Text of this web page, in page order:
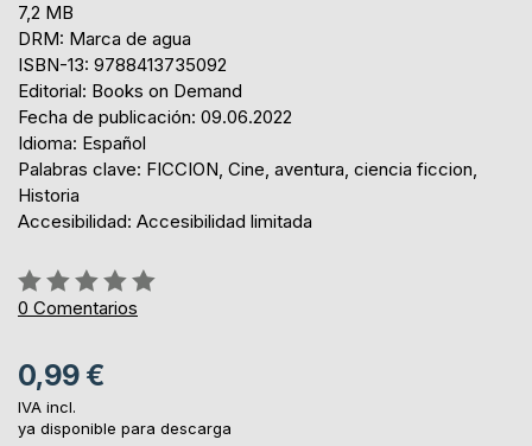
7,2 MB
DRM: Marca de agua
ISBN-13: 9788413735092
Editorial: Books on Demand
Fecha de publicación: 09.06.2022
Idioma: Español
Palabras clave: FICCION, Cine, aventura, ciencia ficcion,
Historia
Accesibilidad: Accesibilidad limitada
Rating:
0%
0 Comentarios
0,99 €
IVA incl.
ya disponible para descarga